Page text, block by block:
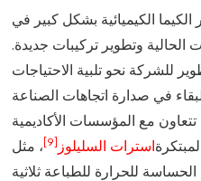
الكيما الكيميائية بشكل كبير في
الحالية وتطوير تركيبات جديدة.
للشركة نحو تلبية الاحتياجات
مع المؤسسات الأكاديمية
استرات السليلوز [9]
، مثل
للحرارة للطباعة ثلاثية